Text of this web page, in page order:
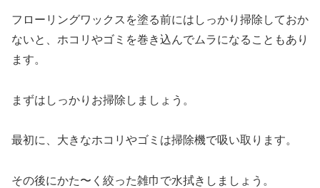
フローリングワックスを塗る前にはしっかり掃除しておか
ないと、ホコリやゴミを巻き込んでムラになることもあり
ます。
まずは しっかりお掃除 しましょう。
最初に、大きなホコリやゴミは掃除機で吸い取ります。
その後にかた〜く絞った雑巾で水拭きしましょう。